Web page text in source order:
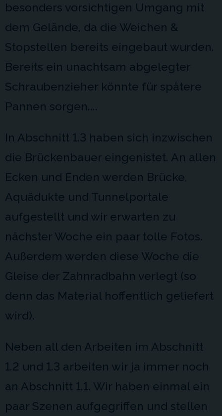
besonders vorsichtigen Umgang mit
dem Gelände, da die Weichen &
Stopstellen bereits eingebaut wurden.
Bereits ein unachtsam abgelegter
Schraubenzieher könnte für spätere
Pannen sorgen....
In Abschnitt 1.3 haben sich inzwischen
die Brückenbauer eingenistet. An allen
Ecken und Enden werden Brücke,
Aquädukte und Tunnelportale
aufgestellt und wir erwarten zu
nächster Woche ein paar tolle Fotos.
Außerdem werden diese Woche die
Gleise der Zahnradbahn verlegt (so
denn das Material hoffentlich geliefert
wird).
Neben all den Arbeiten im Abschnitt
1.2 und 1.3 arbeiten wir ja immer noch
an Abschnitt 1.1. Wir haben einmal ein
paar Szenen aufgegriffen und stellen